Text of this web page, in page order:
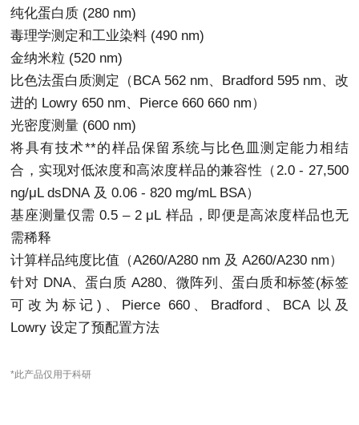
纯化蛋白质 (280 nm)
毒理学测定和工业染料 (490 nm)
金纳米粒 (520 nm)
比色法蛋白质测定（BCA 562 nm、Bradford 595 nm、改
进的 Lowry 650 nm、Pierce 660 660 nm）
光密度测量 (600 nm)
将具有技术**的样品保留系统与比色皿测定能力相结
合，实现对低浓度和高浓度样品的兼容性（2.0 - 27,500
ng/μL dsDNA 及 0.06 - 820 mg/mL BSA）
基座测量仅需 0.5 – 2 μL 样品，即便是高浓度样品也无
需稀释
计算样品纯度比值（A260/A280 nm 及 A260/A230 nm）
针对 DNA、蛋白质 A280、微阵列、蛋白质和标签(标签
可改为标记)、Pierce 660、Bradford、BCA 以及
Lowry 设定了预配置方法
*此产品仅用于科研